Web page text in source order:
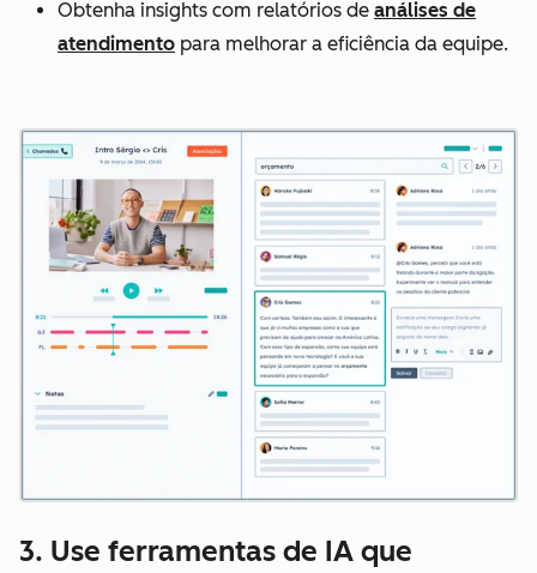
Obtenha insights com relatórios de análises de
atendimento para melhorar a eficiência da equipe.
3. Use ferramentas de IA que